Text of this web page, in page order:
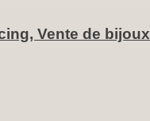
Vente de bijoux